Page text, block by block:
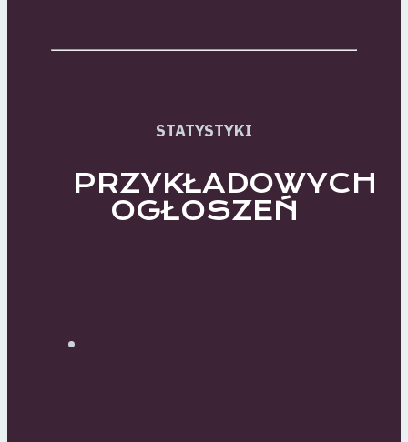
STATYSTYKI
PRZYKŁADOWYCH
OGŁOSZEŃ